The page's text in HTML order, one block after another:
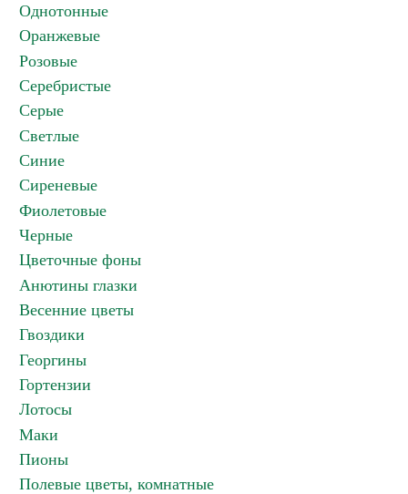
Однотонные
Оранжевые
Розовые
Серебристые
Серые
Светлые
Синие
Сиреневые
Фиолетовые
Черные
Цветочные фоны
Анютины глазки
Весенние цветы
Гвоздики
Георгины
Гортензии
Лотосы
Маки
Пионы
Полевые цветы, комнатные